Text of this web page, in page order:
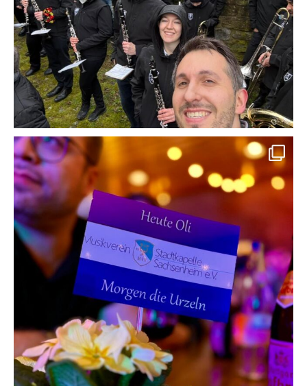
#Urzelntag2026 #NärrischUnterwegs #BlasmusikImRegen
#GemeinsamStark #FasnetLiebe #Musikverbindet
43 1
Es ist Freitag, der 13. im Februar und das heißt Oli lädt zum Geburtstag.
Open Stage ist das Motto. Auf geht’s!
28